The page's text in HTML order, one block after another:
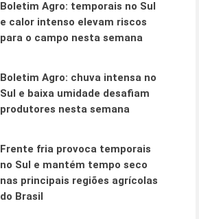
Boletim Agro: temporais no Sul
e calor intenso elevam riscos
para o campo nesta semana
Boletim Agro: chuva intensa no
Sul e baixa umidade desafiam
produtores nesta semana
Frente fria provoca temporais
no Sul e mantém tempo seco
nas principais regiões agrícolas
do Brasil